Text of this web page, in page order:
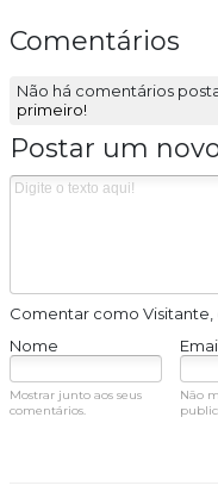
Comentários
Não há comentários
primeiro!
Postar um
Comentar como Visitante,
Nome
Mostrar junto aos seus
comentários.
Não